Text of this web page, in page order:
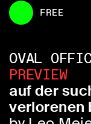
FREE
OVAL
PREVIEW
auf der
verlorenen